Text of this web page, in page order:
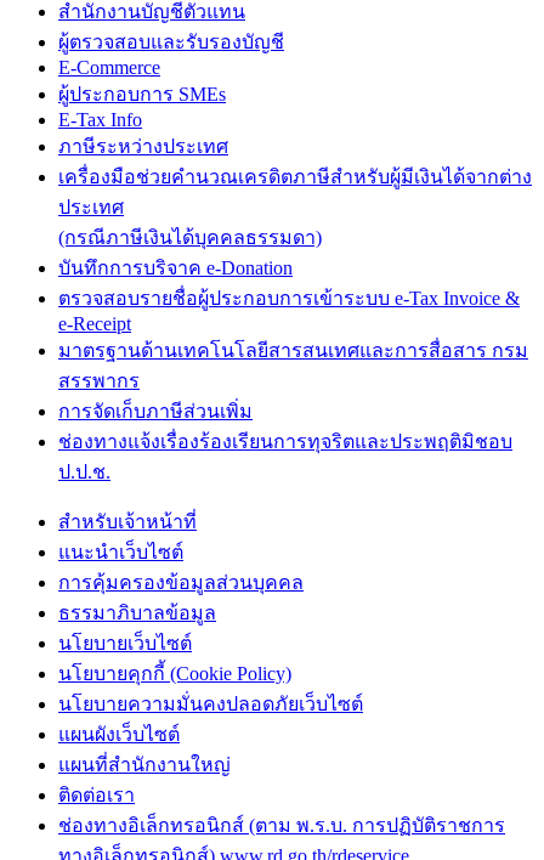
สำนักงานบัญชีตัวแทน
ผู้ตรวจสอบและรับรองบัญชี
E-Commerce
ผู้ประกอบการ SMEs
E-Tax Info
ภาษีระหว่างประเทศ
เครื่องมือช่วยคำนวณเครดิตภาษีสำหรับผู้มีเงินได้จากต่าง
ประเทศ
(กรณีภาษีเงินได้บุคคลธรรมดา)
บันทึกการบริจาค e-Donation
ตรวจสอบรายชื่อผู้ประกอบการเข้าระบบ e-Tax Invoice &
e-Receipt
มาตรฐานด้านเทคโนโลยีสารสนเทศและการสื่อสาร กรม
สรรพากร
การจัดเก็บภาษีส่วนเพิ่ม
ช่องทางแจ้งเรื่องร้องเรียนการทุจริตและประพฤติมิชอบ
ป.ป.ช.
สำหรับเจ้าหน้าที่
แนะนำเว็บไซต์
การคุ้มครองข้อมูลส่วนบุคคล
ธรรมาภิบาลข้อมูล
นโยบายเว็บไซต์
นโยบายคุกกี้ (Cookie Policy)
นโยบายความมั่นคงปลอดภัยเว็บไซต์
แผนผังเว็บไซต์
แผนที่สำนักงานใหญ่
ติดต่อเรา
ช่องทางอิเล็กทรอนิกส์ (ตาม พ.ร.บ. การปฏิบัติราชการ
ทางอิเล็กทรอนิกส์) www.rd.go.th/rdeservice